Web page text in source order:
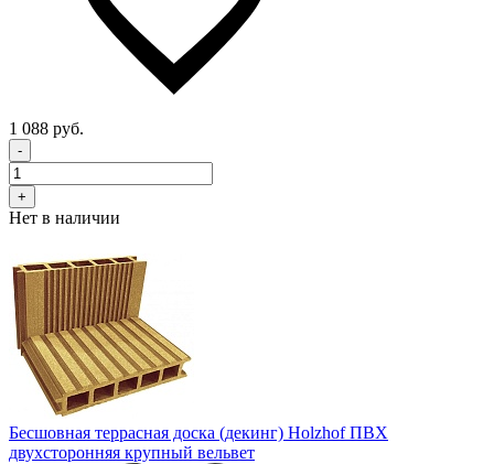
1 088 руб.
-
+
Нет в наличии
Бесшовная террасная доска (декинг) Holzhof ПВХ
двухсторонняя крупный вельвет